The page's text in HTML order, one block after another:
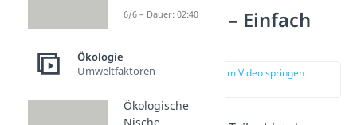
Synökologie – Einfach
zur Stelle im Video springen
6/6 – Dauer: 02:40
Ökologie
Umweltfaktoren
Ökologische